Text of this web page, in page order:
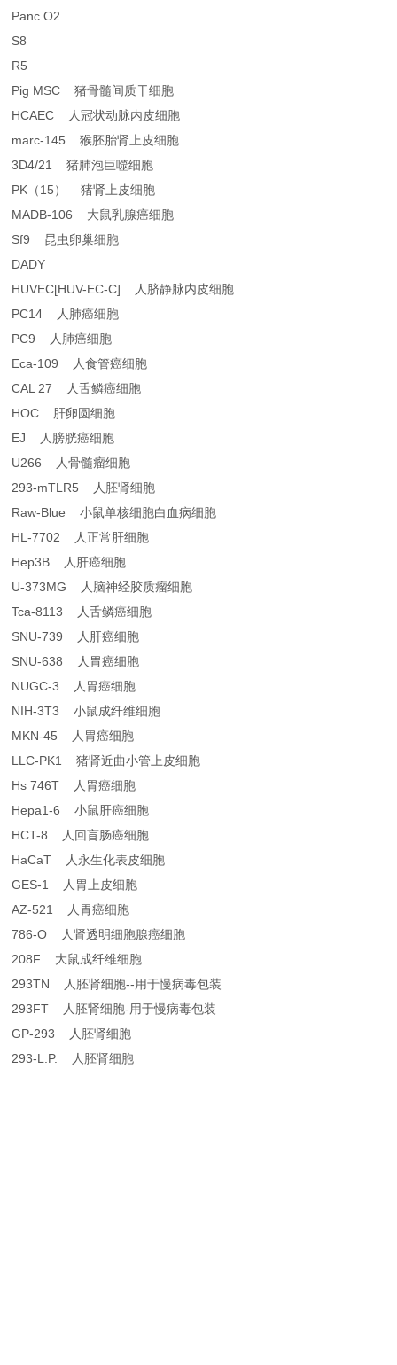
Panc O2
S8
R5
Pig MSC 猪骨髓间质干细胞
HCAEC 人冠状动脉内皮细胞
marc-145 猴胚胎肾上皮细胞
3D4/21 猪肺泡巨噬细胞
PK（15） 猪肾上皮细胞
MADB-106 大鼠乳腺癌细胞
Sf9 昆虫卵巢细胞
DADY
HUVEC[HUV-EC-C] 人脐静脉内皮细胞
PC14 人肺癌细胞
PC9 人肺癌细胞
Eca-109 人食管癌细胞
CAL 27 人舌鳞癌细胞
HOC 肝卵圆细胞
EJ 人膀胱癌细胞
U266 人骨髓瘤细胞
293-mTLR5 人胚肾细胞
Raw-Blue 小鼠单核细胞白血病细胞
HL-7702 人正常肝细胞
Hep3B 人肝癌细胞
U-373MG 人脑神经胶质瘤细胞
Tca-8113 人舌鳞癌细胞
SNU-739 人肝癌细胞
SNU-638 人胃癌细胞
NUGC-3 人胃癌细胞
NIH-3T3 小鼠成纤维细胞
MKN-45 人胃癌细胞
LLC-PK1 猪肾近曲小管上皮细胞
Hs 746T 人胃癌细胞
Hepa1-6 小鼠肝癌细胞
HCT-8 人回盲肠癌细胞
HaCaT 人永生化表皮细胞
GES-1 人胃上皮细胞
AZ-521 人胃癌细胞
786-O 人肾透明细胞腺癌细胞
208F 大鼠成纤维细胞
293TN 人胚肾细胞--用于慢病毒包装
293FT 人胚肾细胞-用于慢病毒包装
GP-293 人胚肾细胞
293-L.P. 人胚肾细胞